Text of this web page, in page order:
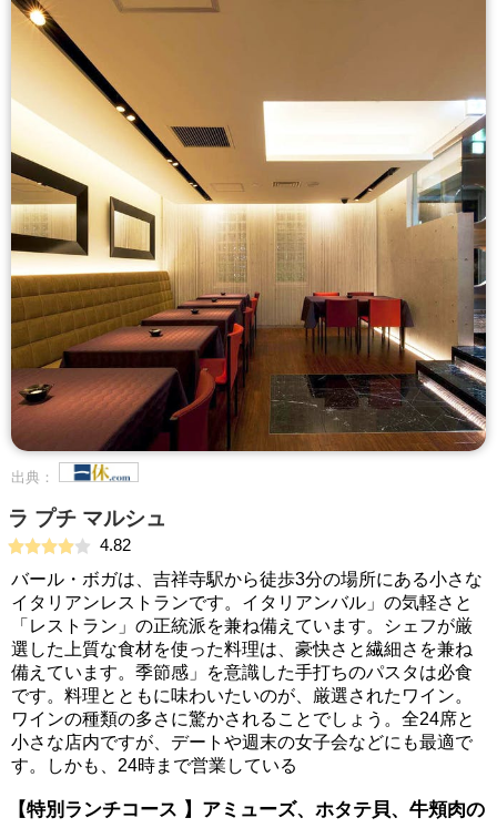
出典：
ラ プチ マルシュ
4.82
バール・ボガは、吉祥寺駅から徒歩3分の場所にある小さな
イタリアンレストランです。イタリアンバル」の気軽さと
「レストラン」の正統派を兼ね備えています。シェフが厳
選した上質な食材を使った料理は、豪快さと繊細さを兼ね
備えています。季節感」を意識した手打ちのパスタは必食
です。料理とともに味わいたいのが、厳選されたワイン。
ワインの種類の多さに驚かされることでしょう。全24席と
小さな店内ですが、デートや週末の女子会などにも最適で
す。しかも、24時まで営業している
【特別ランチコース 】アミューズ、ホタテ貝、牛頬肉の